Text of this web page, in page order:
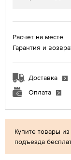
Купите товары
подъезда
Расчет на месте
Гарантия и
Доставка
Оплата